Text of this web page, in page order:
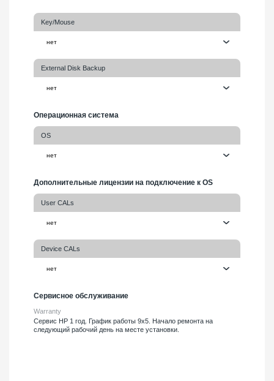
Key/Mouse
External Disk Backup
Операционная система
OS
Дополнительные лицензии на подключение к OS
User CALs
Device CALs
Сервисное обслуживание
Warranty
Сервис HP 1 год. График работы 9х5. Начало ремонта на
следующий рабочий день на месте установки.